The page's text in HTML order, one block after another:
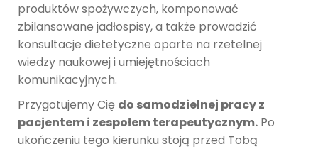
produktów spożywczych, komponować
zbilansowane jadłospisy, a także prowadzić
konsultacje dietetyczne oparte na rzetelnej
wiedzy naukowej i umiejętnościach
komunikacyjnych.
Przygotujemy Cię do samodzielnej pracy z
pacjentem i zespołem terapeutycznym. Po
ukończeniu tego kierunku stoją przed Tobą